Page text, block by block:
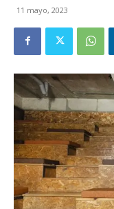
11 mayo, 2023